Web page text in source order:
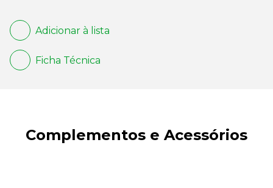
Adicionar à lista
Ficha Técnica
Complementos e Acessórios